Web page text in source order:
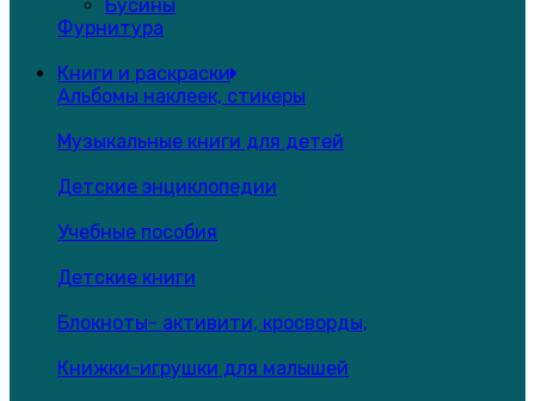
Бусины
Фурнитура
Книги и раскраски
Альбомы наклеек, стикеры
Музыкальные книги для детей
Детские энциклопедии
Учебные пособия
Детские книги
Блокноты- активити, кросворды,
Книжки-игрушки для малышей